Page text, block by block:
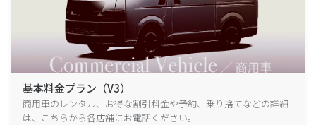
基本料金プラン（V3）
商用車のレンタル、お得な割引料金や予約、乗り捨てなどの詳細
は、こちらから各店舗にお電話ください。